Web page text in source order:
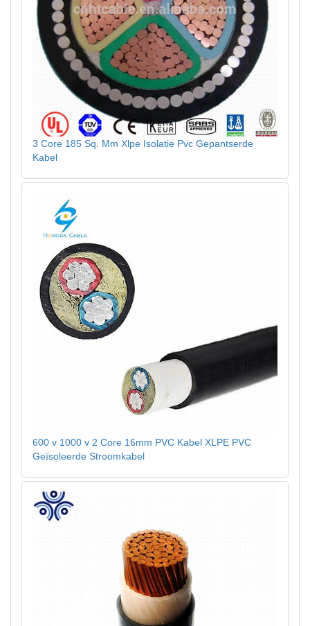
3 Core 185 Sq. Mm Xlpe Isolatie Pvc Gepantserde
Kabel
600 v 1000 v 2 Core 16mm PVC Kabel XLPE PVC
Geïsoleerde Stroomkabel